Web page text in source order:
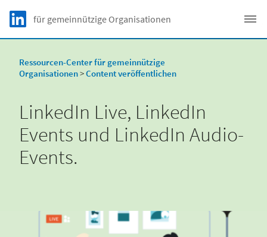
Skip to main content
LinkedIn Logo
für gemeinnützige Organisationen
Ressourcen-Center für gemeinnützige
Organisationen>Content veröffentlichen
LinkedIn Live, LinkedIn
Events und LinkedIn Audio-
Events.